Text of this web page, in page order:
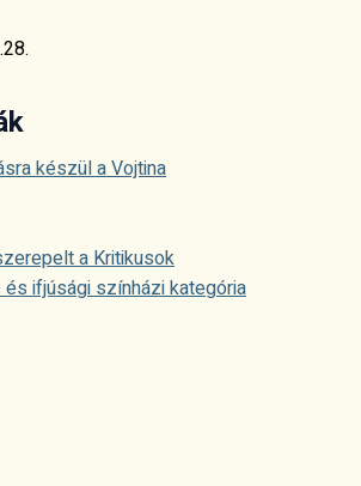
készül a Vojtina
a Kritikusok
ifjúsági színházi kategória